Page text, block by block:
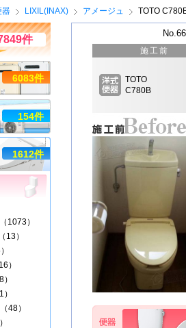
器 LIXIL(INAX) アメージュ TOTO
施工前
TOTO
C780B
件
6083件
154件
1612件
（1073）
（13）
）
）
）
（48）